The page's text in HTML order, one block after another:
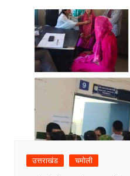
उत्तराखंड चमोली